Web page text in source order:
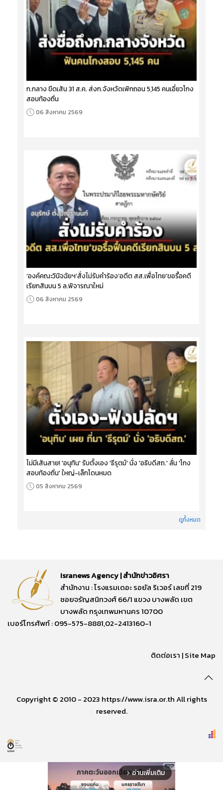
ก.กลาง ขีดเส้น 31 ส.ค. ส่งก.จังหวัดเพิกถอน 5,145 คนเอี่ยวโกง
สอบท้องถิ่น
06 สิงหาคม 2569
‘องค์คณะวินิจฉัยฯ’สั่งไม่รับคำร้อง‘อดีต สส.เพื่อไทย’ขอรื้อคดี
เรียกสินบน 5 ล.พิจารณาใหม่
06 สิงหาคม 2569
ไม่มีเส้นสาย! 'อนุทิน' รับตั้งเอง 'ธีรุตม์' นั่ง 'อธิบดีสถ.' ลั่น 'โกง
สอบท้องถิ่น' ใหญ่-เล็กโดนหมด
05 สิงหาคม 2569
ดูทั้งหมด
Isranews Agency | สำนักข่าวอิศรา
สำนักงาน : โรงแรมเดอะ รอยัล ริเวอร์ เลขที่ 219
ซอยจรัญสนิทวงศ์ 66/1 แขวง บางพลัด เขต
บางพลัด กรุงเทพมหานคร 10700
เบอร์โทรศัพท์ : 095-575-8881,02-2413160-1
ติดต่อเรา |Site Map
Copyright © 2010 - 2023 https://www.isra.or.th All rights
reserved.
arrow_forward_ios อ่านเพิ่มเติม